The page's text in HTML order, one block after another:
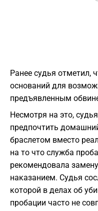
Ранее судья отметил,
оснований для
предъявленным
Несмотря на это,
предпочтить
браслетом вместо
на то что служба
рекомендовала
наказанием. Судья
которой в делах об
пробации часто не